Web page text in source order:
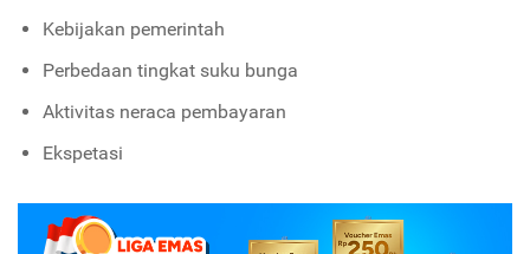
Kebijakan pemerintah
Perbedaan tingkat suku bunga
Aktivitas neraca pembayaran
Ekspetasi